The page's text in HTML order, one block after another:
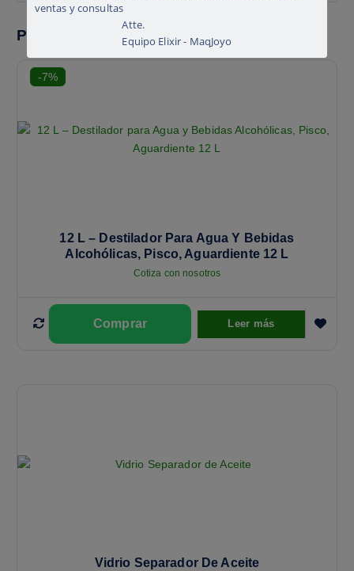
Productos relacionados
-7%
12 L – Destilador Para Agua Y Bebidas
Alcohólicas, Pisco, Aguardiente 12 L
Cotiza con nosotros
Leer más
Vidrio Separador De Aceite
ventas y consultas
Atte.
Equipo Elixir - MaqJoyo